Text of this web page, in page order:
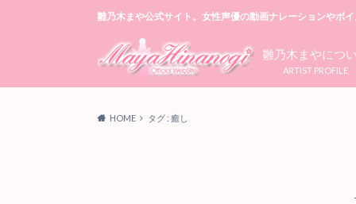
雛乃木まや公式サイト。女性声優の動画ナレーションやボ
ARTIST PROFILE
雛乃木まやにつ
HOME タグ : 癒し